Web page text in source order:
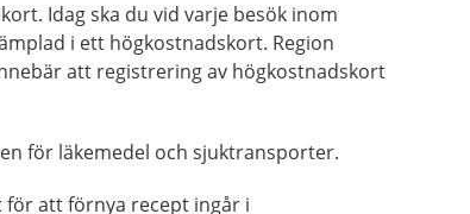
Idag ska du vid varje besök inom
i ett högkostnadskort. Region
att registrering av högkostnadskort
för läkemedel och sjuktransporter.
för att förnya recept ingår i